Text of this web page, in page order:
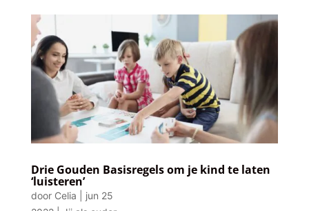
Drie Gouden Basisregels om je kind te laten
‘luisteren’
door Celia
jun 25